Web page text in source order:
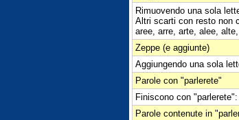
Rimuovendo una sola
Altri scarti con resto non
aree, arre, arte, alee, alte,
Zeppe (e aggiunte)
Aggiungendo una sola
Parole con "parlerete"
Finiscono con
Parole contenute in